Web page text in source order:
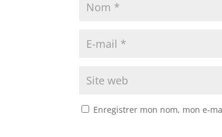
Enregistrer mon nom, mon e-